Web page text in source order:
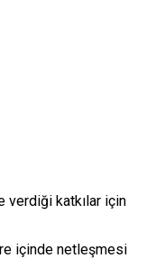
verdiği katkılar için
içinde netleşmesi